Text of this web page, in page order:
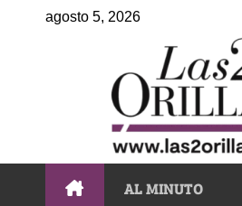
agosto 5, 2026
AL MINUTO